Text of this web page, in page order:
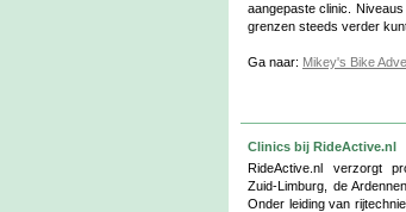
aangepaste clinic.
grenzen steeds verder
Ga naar: Mikey's Bike
Clinics bij RideActive.nl
RideActive.nl verzorgt
Zuid-Limburg, de
Onder leiding van